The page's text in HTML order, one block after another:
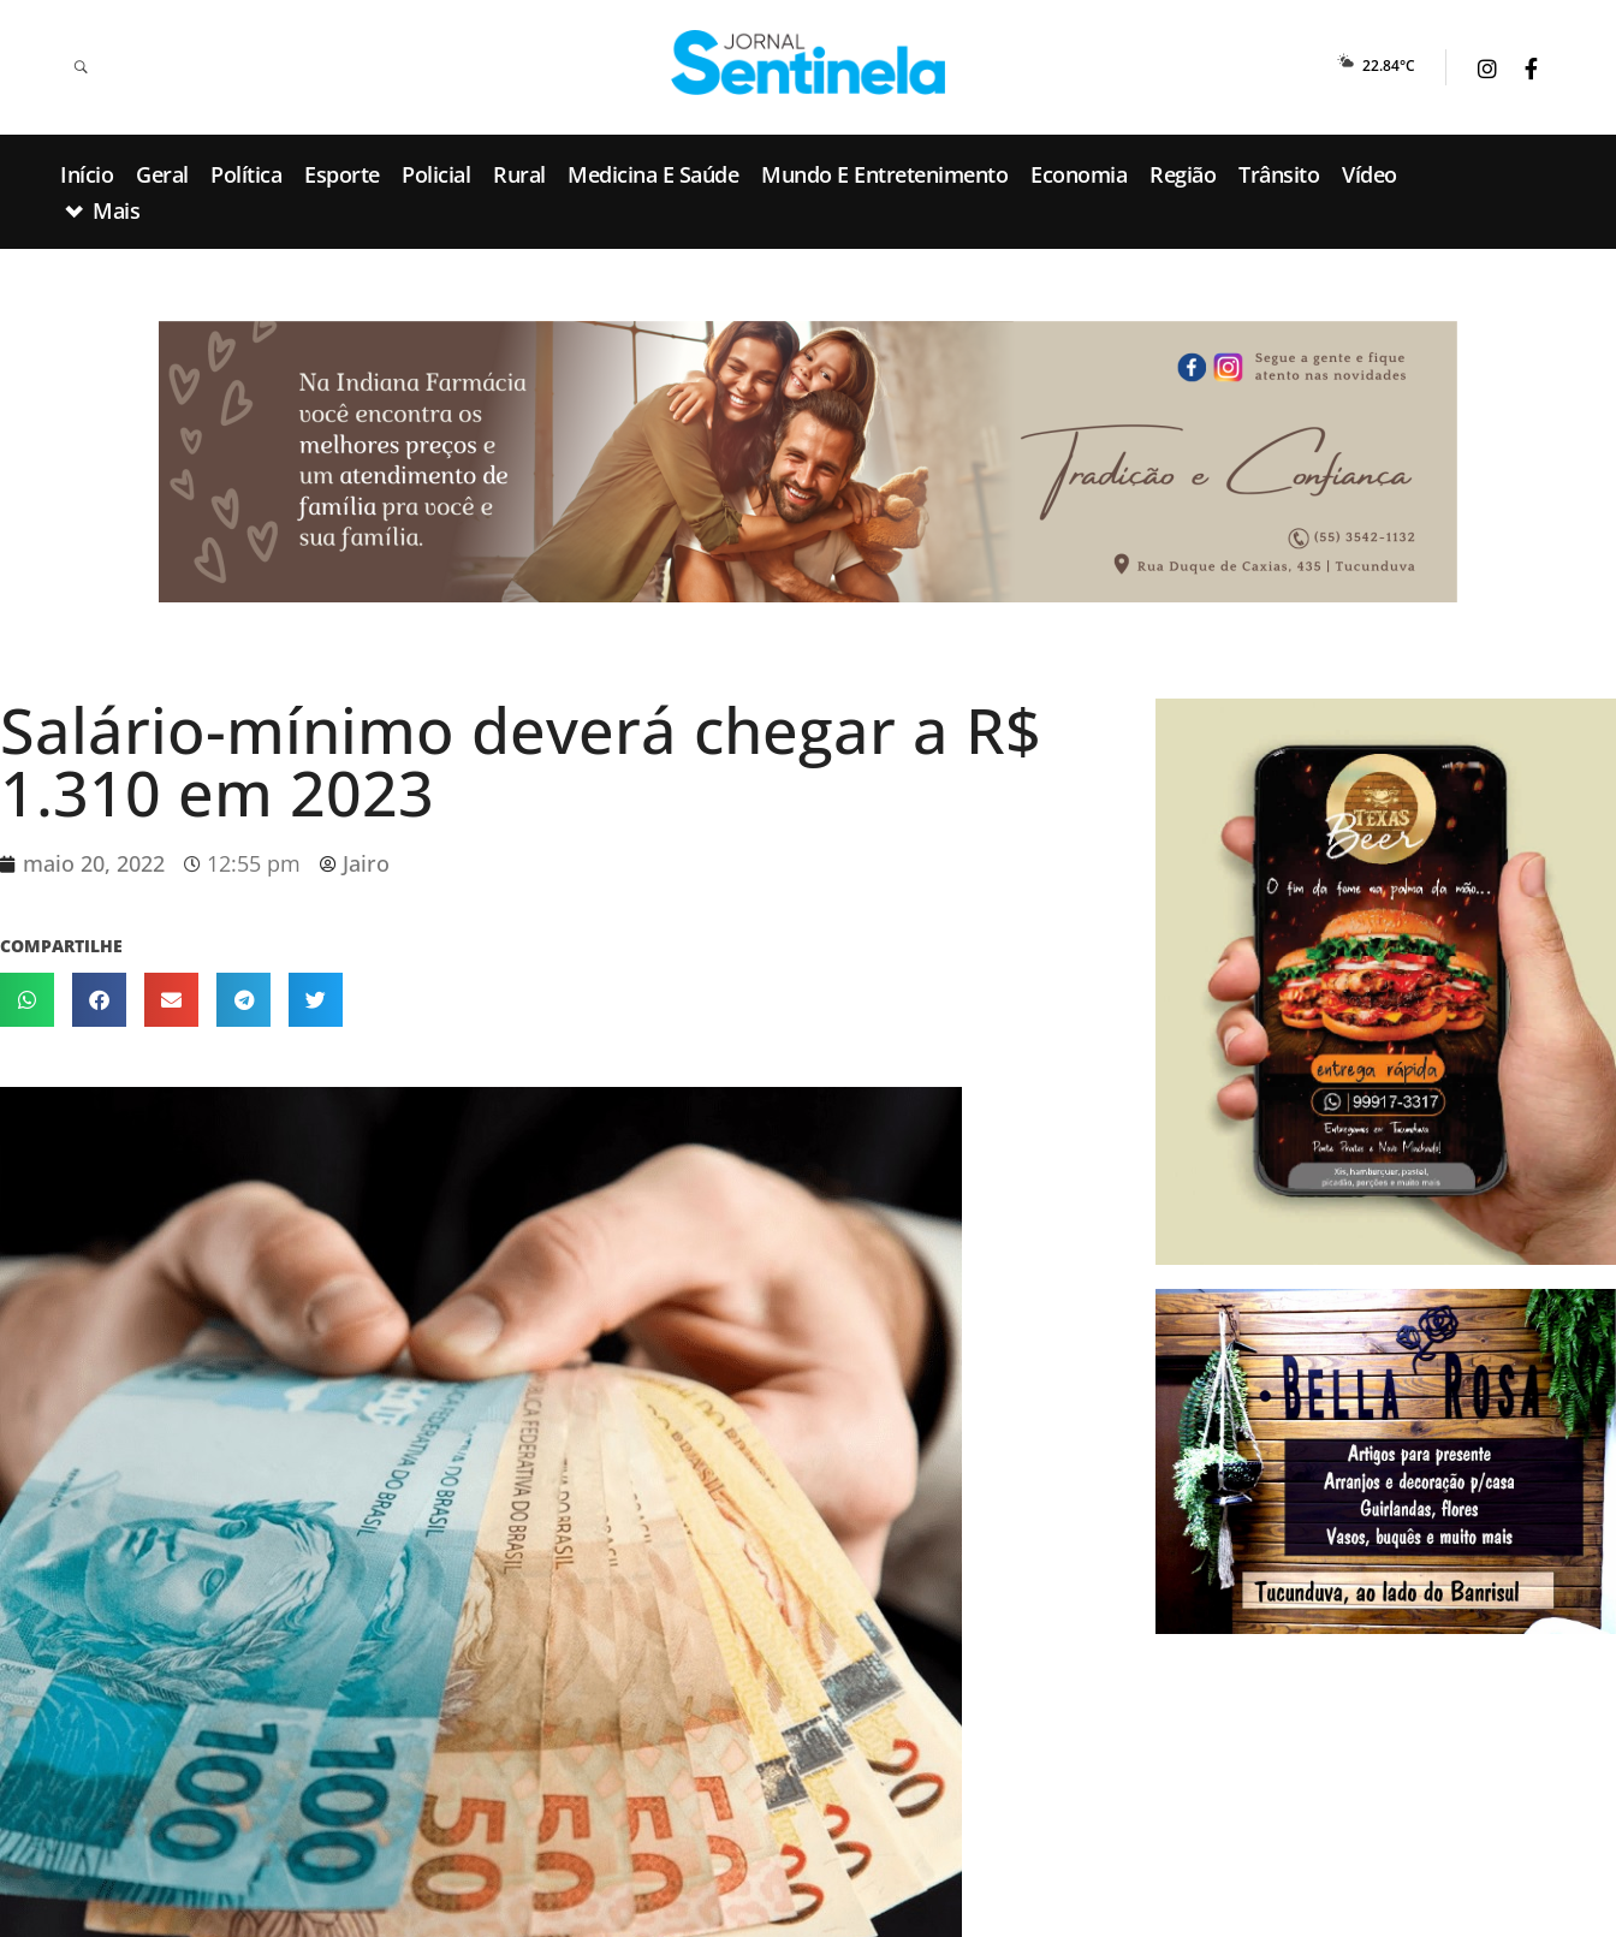
22.84°C
Início Geral Política Esporte Policial Rural Medicina E Saúde Mundo E Entretenimento Economia Região Trânsito
Vídeo
Mais
Salário-mínimo deverá chegar a R$
1.310 em 2023
maio 20, 2022 12:55 pm Jairo
COMPARTILHE